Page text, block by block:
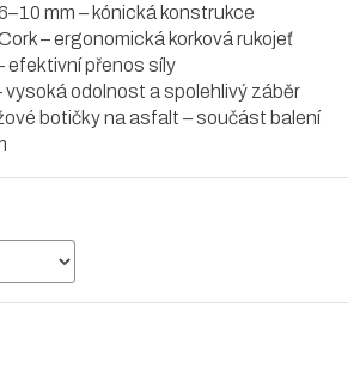
mm – kónická konstrukce
– ergonomická korková rukojeť
efektivní přenos síly
vysoká odolnost a spolehlivý záběr
botičky na asfalt – součást balení